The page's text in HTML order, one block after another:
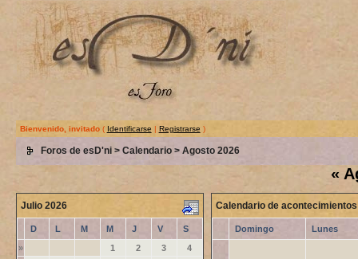
Bienvenido, invitado( Identificarse | Registrarse )
Foros de esD'ni> Calendario> Agosto 2026
«
Julio 2026
D L M M J V
S
»
1 2 3
4
Calendario de acontecimientos
Domingo Lunes